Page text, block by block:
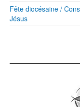
Fête diocésaine /
Jésus